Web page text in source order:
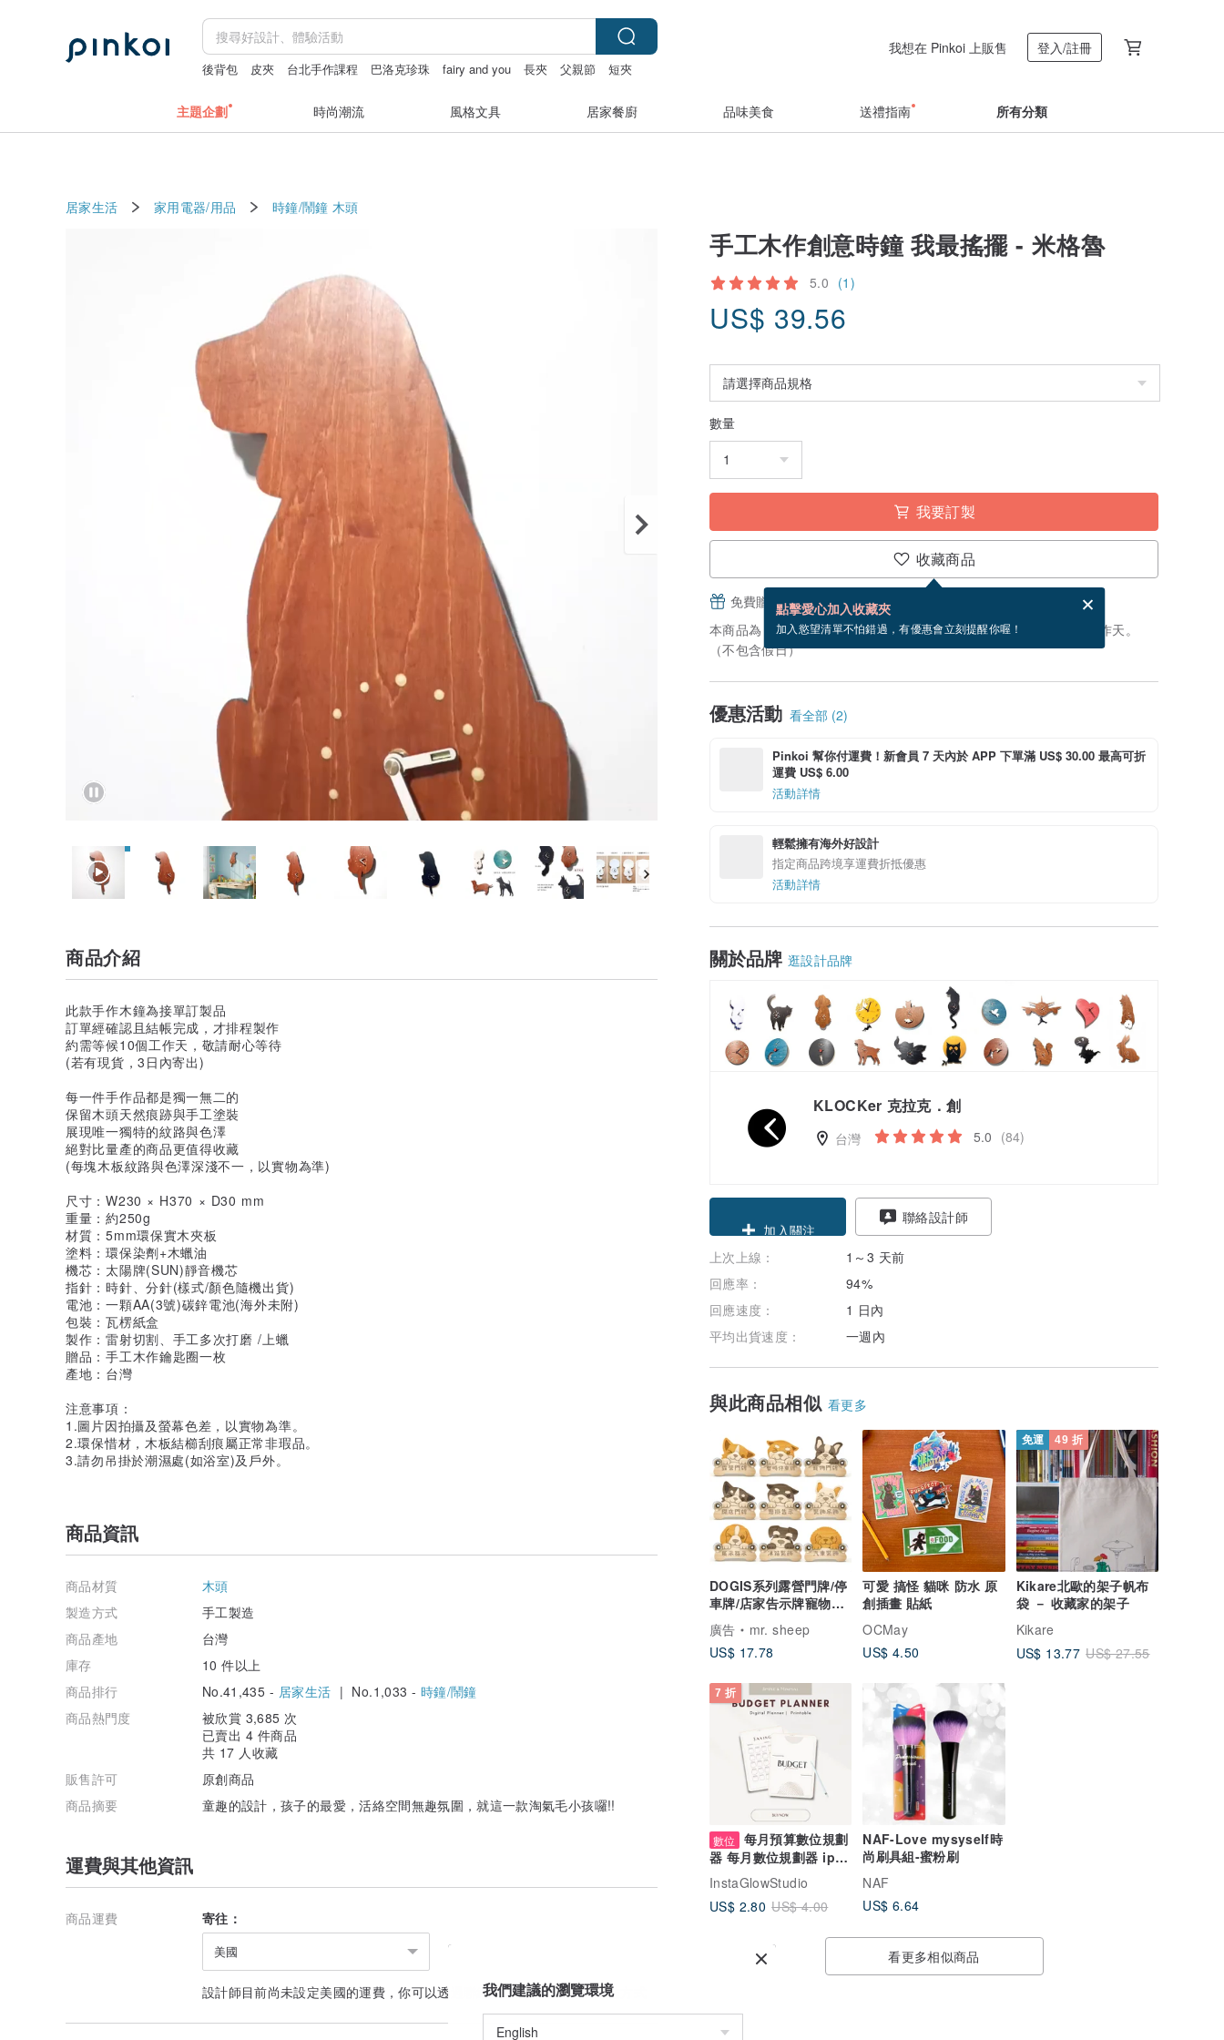
後背包 皮夾 台北手作課程 巴洛克珍珠 fairy and you 長夾 父親節 短夾
我想在 Pinkoi 上販售 登入/註冊
主題企劃 時尚潮流 風格文具 居家餐廚 品味美食 送禮指南 所有分類
居家生活 家用電器/用品 時鐘/鬧鐘 木頭
手工木作創意時鐘 我最搖擺 - 米格魯
5.0 (1)
US$ 39.56
數量
我要訂製
收藏商品
點擊愛心加入收藏夾
加入慾望清單不怕錯過，有優惠會立刻提醒你喔！
免費贈送電子賀卡，結帳完成後填寫
本商品為「接單訂製」。付款後，從開始製作到寄出商品為 10 個工作天。
（不包含假日）
優惠活動 看全部 (2)
Pinkoi 幫你付運費！新會員 7 天內於 APP 下單滿 US$ 30.00 最高可折
運費 US$ 6.00
活動詳情
輕鬆擁有海外好設計
指定商品跨境享運費折抵優惠
活動詳情
關於品牌 逛設計品牌
KLOCKer 克拉克．創
台灣 5.0 (84)
加入關注
聯絡設計師
上次上線：
1～3 天前
回應率：
94%
回應速度：
1 日內
平均出貨速度：
一週內
與此商品相似 看更多
DOGIS系列露營門牌/停
車牌/店家告示牌寵物門
牌 (免費客製化刻字)
廣告
mr. sheep
US$ 17.78
可愛 搞怪 貓咪 防水 原
創插畫 貼紙
OCMay
US$ 4.50
免運 49 折
Kikare北歐的架子帆布
袋 － 收藏家的架子
Kikare
US$ 13.77 US$ 27.55
7 折
數位
每月預算數位規劃
器 每月數位規劃器 ipad
財務規劃器 可列印
InstaGlowStudio
US$ 2.80 US$ 4.00
NAF-Love mysyself時
尚刷具組-蜜粉刷
NAF
US$ 6.64
看更多相似商品
商品介紹
此款手作木鐘為接單訂製品
訂單經確認且結帳完成，才排程製作
約需等候10個工作天，敬請耐心等待
(若有現貨，3日內寄出)
每一件手作品都是獨一無二的
保留木頭天然痕跡與手工塗裝
展現唯一獨特的紋路與色澤
絕對比量產的商品更值得收藏
(每塊木板紋路與色澤深淺不一，以實物為準)
尺寸：W230 × H370 × D30 mm
重量：約250g
材質：5mm環保實木夾板
塗料：環保染劑+木蠟油
機芯：太陽牌(SUN)靜音機芯
指針：時針、分針(樣式/顏色隨機出貨)
電池：一顆AA(3號)碳鋅電池(海外未附)
包裝：瓦楞紙盒
製作：雷射切割、手工多次打磨 /上蠟
贈品：手工木作鑰匙圈一枚
產地：台灣
注意事項：
1.圖片因拍攝及螢幕色差，以實物為準。
2.環保惜材，木板結櫛刮痕屬正常非瑕品。
3.請勿吊掛於潮濕處(如浴室)及戶外。
商品資訊
商品材質
木頭
製造方式
手工製造
商品產地
台灣
庫存
10 件以上
商品排行
No.41,435 - 居家生活 | No.1,033 -時鐘/鬧鐘
商品熱門度
被欣賞 3,685 次
已賣出 4 件商品
共 17 人收藏
販售許可
原創商品
商品摘要
童趣的設計，孩子的最愛，活絡空間無趣氛圍，就這一款淘氣毛小孩囉!!
運費與其他資訊
商品運費 寄往：
美國
設計師目前尚未設定美國的運費，你可以透過 聯絡設計師討論合適的運送方式
我們建議的瀏覽環境